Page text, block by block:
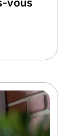
vous